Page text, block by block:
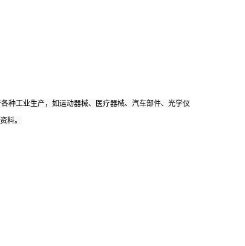
种工业生产，如运动器械、医疗器械、汽车部件、光学仪
料。